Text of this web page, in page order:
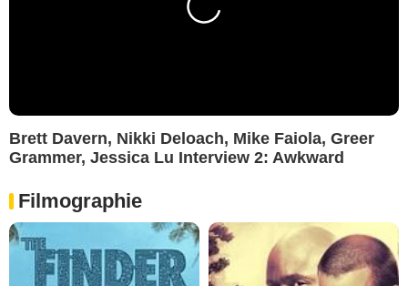
Brett Davern, Nikki Deloach, Mike Faiola, Greer
Grammer, Jessica Lu Interview 2: Awkward
Filmographie